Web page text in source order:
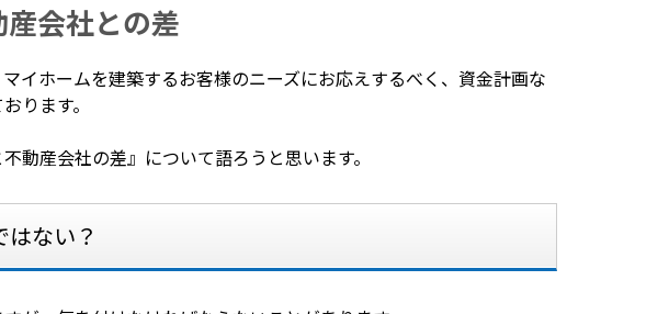
会社との差
イホームを建築するお客様のニーズにお応えするべく、資金計画な
ります。
動産会社の差』について語ろうと思います。
ない？